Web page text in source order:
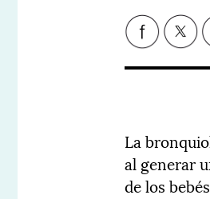
La
al generar
de los